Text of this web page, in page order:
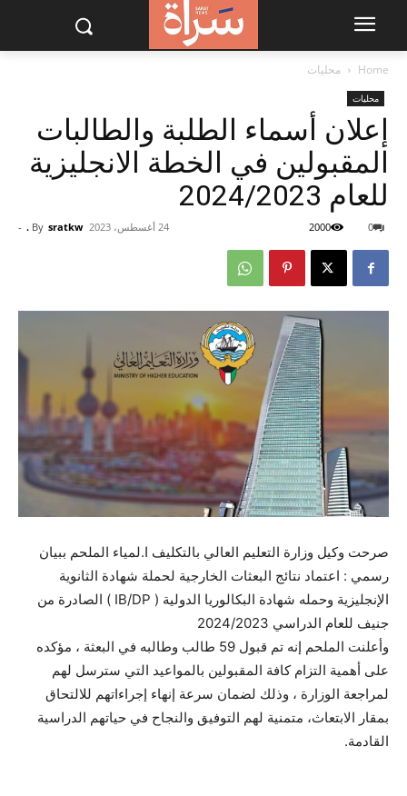
Home محليات
محليات
إعلان أسماء الطلبة والطالبات
المقبولين في الخطة الانجليزية
للعام 2024/2023
By sratkw .
- 24 أغسطس، 2023 0
2000
صرحت وكيل وزارة التعليم العالي بالتكليف ا.لمياء الملحم ببيان
رسمي : اعتماد نتائج البعثات الخارجية لحملة شهادة الثانوية
الإنجليزية وحمله شهادة البكالوريا الدولية ( IB/DP ) الصادرة من
جنيف للعام الدراسي 2024/2023
وأعلنت الملحم إنه تم قبول 59 طالب وطالبه في البعثة ، مؤكده
على أهمية التزام كافة المقبولين بالمواعيد التي سترسل لهم
لمراجعة الوزارة ، وذلك لضمان سرعة إنهاء إجراءاتهم للالتحاق
بمقار الابتعاث، متمنية لهم التوفيق والنجاح في حياتهم الدراسية
القادمة.